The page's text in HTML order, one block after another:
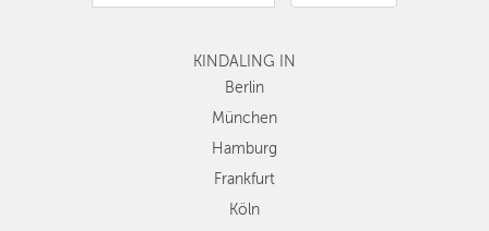
Hamburg
Köln
Stuttgart
KINDALING IN
Berlin
München
Hamburg
Frankfurt
Köln